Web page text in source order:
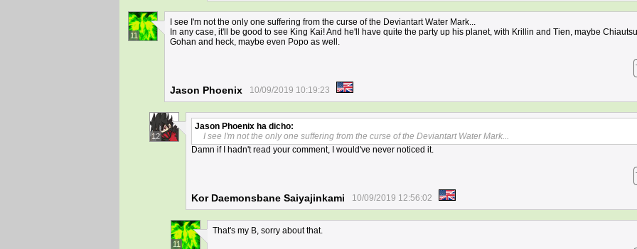
11
I see I'm not the only one suffering from the curse of the Deviantart Water Mark...
In any case, it'll be good to see King Kai! And he'll have quite the party up his planet, with Krillin and Tien, maybe
Gohan and heck, maybe even Popo as well.
Jason Phoenix 10/09/2019 10:19:23
12
Jason Phoenix ha dicho:
I see I'm not the only one suffering from the curse of the Deviantart Water Mark...
Damn if I hadn't read your comment, I would've never noticed it.
Kor Daemonsbane Saiyajinkami 10/09/2019 12:56:02
11
That's my B, sorry about that.